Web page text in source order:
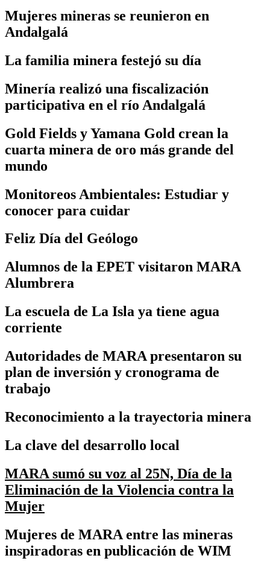
Mujeres mineras se reunieron en
Andalgalá
La familia minera festejó su día
Minería realizó una fiscalización
participativa en el río Andalgalá
Gold Fields y Yamana Gold crean la
cuarta minera de oro más grande del
mundo
Monitoreos Ambientales: Estudiar y
conocer para cuidar
Feliz Día del Geólogo
Alumnos de la EPET visitaron MARA
Alumbrera
La escuela de La Isla ya tiene agua
corriente
Autoridades de MARA presentaron su
plan de inversión y cronograma de
trabajo
Reconocimiento a la trayectoria minera
La clave del desarrollo local
MARA sumó su voz al 25N, Día de la
Eliminación de la Violencia contra la
Mujer
Mujeres de MARA entre las mineras
inspiradoras en publicación de WIM